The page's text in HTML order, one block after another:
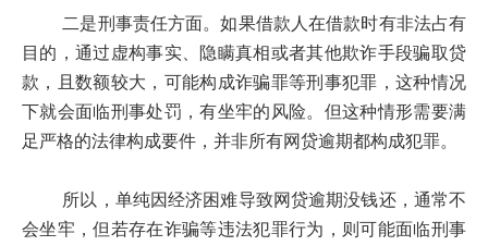
二是刑事责任方面。如果借款人在借款时有非法占有
目的，通过虚构事实、隐瞒真相或者其他欺诈手段骗取贷
款，且数额较大，可能构成诈骗罪等刑事犯罪，这种情况
下就会面临刑事处罚，有坐牢的风险。但这种情形需要满
足严格的法律构成要件，并非所有网贷逾期都构成犯罪。
所以，单纯因经济困难导致网贷逾期没钱还，通常不
会坐牢，但若存在诈骗等违法犯罪行为，则可能面临刑事